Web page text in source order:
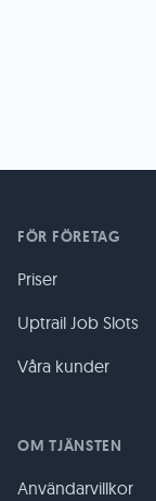
FÖR FÖRETAG
Priser
Uptrail Job Slots
Våra kunder
OM TJÄNSTEN
Användarvillkor